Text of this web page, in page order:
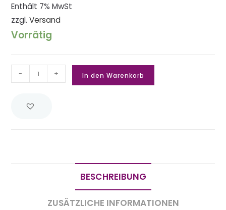
Enthält 7% MwSt
zzgl.Versand
Vorrätig
- + In den Warenkorb
BESCHREIBUNG
ZUSÄTZLICHE INFORMATIONEN